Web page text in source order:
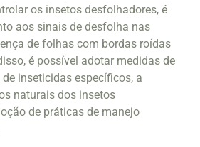
os insetos desfolhadores, é
aos sinais de desfolha nas
de folhas com bordas roídas
é possível adotar medidas de
inseticidas específicos, a
naturais dos insetos
de práticas de manejo